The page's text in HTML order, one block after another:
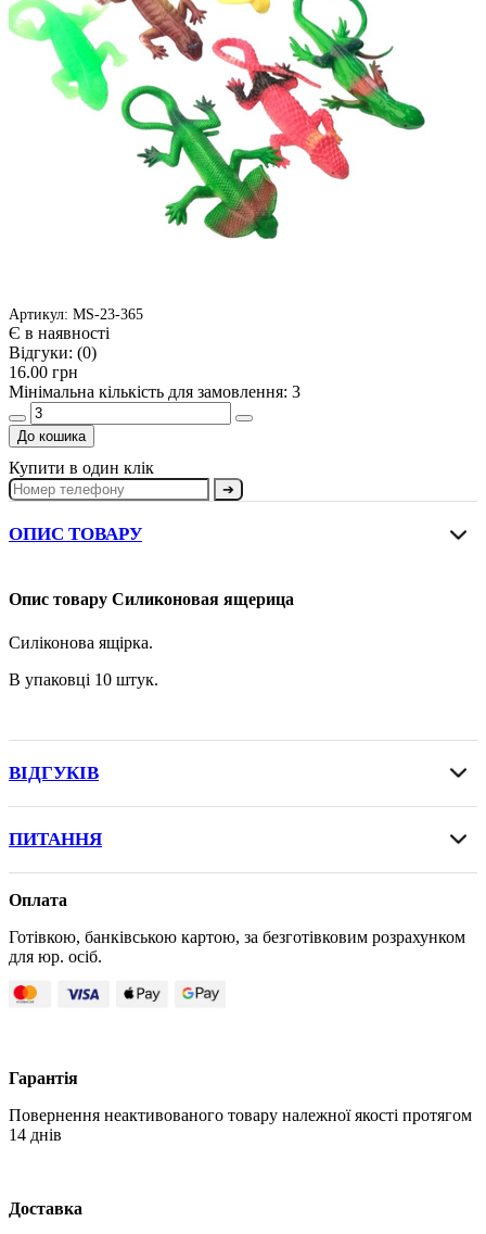
Артикул: MS-23-365
Є в наявності
Відгуки: (0)
16.00 грн
Мінімальна кількість для замовлення: 3
До кошика
Купити в один клік
➔
ОПИС ТОВАРУ
Опис товару Силиконовая ящерица
Силіконова ящірка.
В упаковці 10 штук.
ВІДГУКІВ
ПИТАННЯ
Оплата
Готівкою, банківською картою, за безготівковим розрахунком
для юр. осіб.
Гарантія
Повернення неактивованого товару належної якості протягом
14 днів
Доставка